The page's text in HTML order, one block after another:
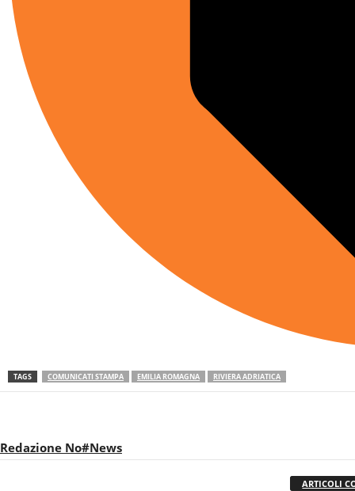
TAGS COMUNICATI STAMPA EMILIA ROMAGNA RIVIERA ADRIATICA
Redazione No#News
ARTICOLI